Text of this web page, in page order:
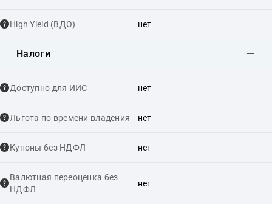
High Yield (ВДО) нет
Налоги
Доступно для ИИС нет
Льгота по времени владения нет
Купоны без НДФЛ нет
Валютная переоценка без
НДФЛ
нет